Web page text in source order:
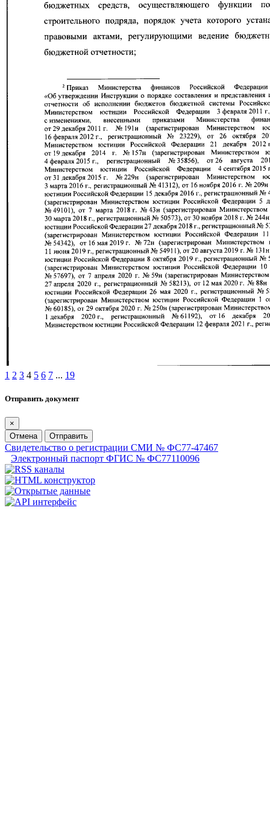
1 2 3 4 5 6 7 ... 19
Отправить документ
×
Отмена
Отправить
Свидетельство о регистрации СМИ № ФС77-47467
Электронный паспорт ФГИС № ФС77110096